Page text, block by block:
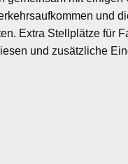
und
Extra Stellplätze für
und zusätzliche